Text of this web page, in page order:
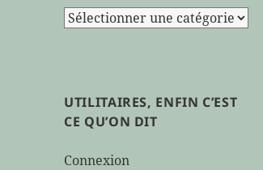
les
maison[s]témoin,
bah,
en
UTILITAIRES, ENFIN C’EST
CE QU’ON DIT
Connexion